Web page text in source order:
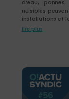
d’eau,
nuisibles
installations et
lire plus